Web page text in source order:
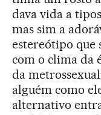
dava vida a
mas sim a
estereótipo que
com o clima da
da
alguém como
alternativo